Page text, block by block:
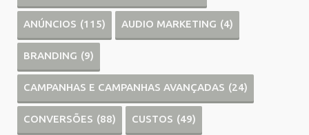
ANÚNCIOS (115) AUDIO MARKETING (4)
BRANDING (9)
CAMPANHAS E CAMPANHAS AVANÇADAS (24)
CONVERSÕES (88) CUSTOS (49)